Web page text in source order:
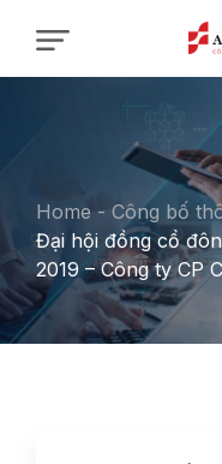
Home - Công bố
Đại hội đồng cổ
2019 – Công ty CP